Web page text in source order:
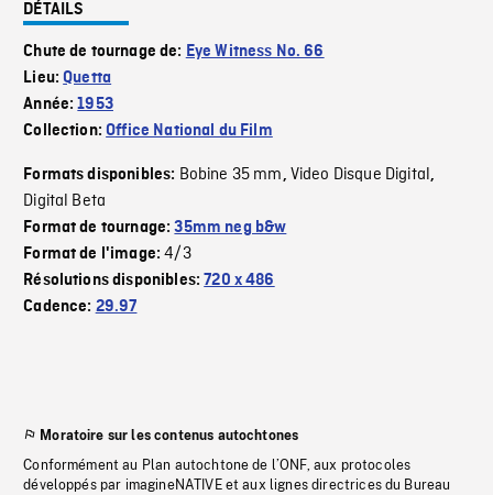
DÉTAILS
Chute de tournage de: Eye Witness No. 66
Lieu:Quetta
Année:1953
Collection:Office National du Film
Formats disponibles: Bobine 35 mm, Video Disque Digital,
Digital Beta
Format de tournage:35mm neg b&w
Format de l'image:4/3
Résolutions disponibles:720 x 486
Cadence: 29.97
Moratoire sur les contenus autochtones
Conformément au Plan autochtone de l’ONF, aux protocoles
développés par imagineNATIVE et aux lignes directrices du Bureau